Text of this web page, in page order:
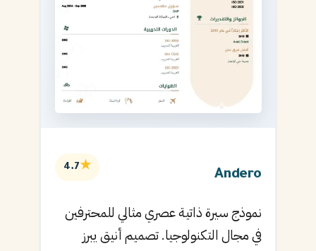
Andero
★
4.7
نموذج سيرة ذاتية عصري مثالي للمحترفين
في مجال التكنولوجيا. تصميم أنيق يبرز